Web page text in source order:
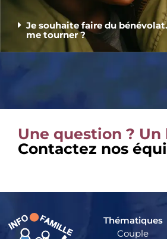
Je souhaite faire du
me tourner ?
Une question ? Un
Contactez nos
Thématiques
Couple